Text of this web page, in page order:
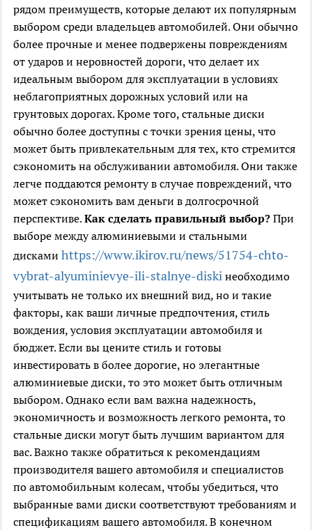
рядом преимуществ, которые делают их популярным
выбором среди владельцев автомобилей. Они обычно
более прочные и менее подвержены повреждениям
от ударов и неровностей дороги, что делает их
идеальным выбором для эксплуатации в условиях
неблагоприятных дорожных условий или на
грунтовых дорогах. Кроме того, стальные диски
обычно более доступны с точки зрения цены, что
может быть привлекательным для тех, кто стремится
сэкономить на обслуживании автомобиля. Они также
легче поддаются ремонту в случае повреждений, что
может сэкономить вам деньги в долгосрочной
перспективе.Как сделать правильный выбор? При
выборе между алюминиевыми и стальными
дисками https://www.ikirov.ru/news/51754-chto-
vybrat-alyuminievye-ili-stalnye-diski необходимо
учитывать не только их внешний вид, но и такие
факторы, как ваши личные предпочтения, стиль
вождения, условия эксплуатации автомобиля и
бюджет. Если вы цените стиль и готовы
инвестировать в более дорогие, но элегантные
алюминиевые диски, то это может быть отличным
выбором. Однако если вам важна надежность,
экономичность и возможность легкого ремонта, то
стальные диски могут быть лучшим вариантом для
вас. Важно также обратиться к рекомендациям
производителя вашего автомобиля и специалистов
по автомобильным колесам, чтобы убедиться, что
выбранные вами диски соответствуют требованиям и
спецификациям вашего автомобиля. В конечном